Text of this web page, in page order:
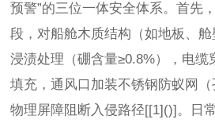
预警”的三位一体安全体系。首先
段，对船舱木质结构（如地板、
浸渍处理（硼含量≥0.8%），电缆
填充，通风口加装不锈钢防蚁网
物理屏障阻断入侵路径[[1]()]。日